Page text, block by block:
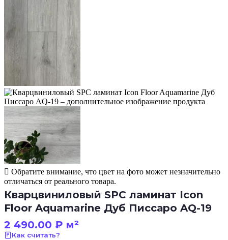
Обратите внимание, что цвет на фото может незначительно
отличаться от реального товара.
Кварцвиниловый SPC ламинат Icon
Floor Aquamarine Дуб Писсаро AQ-19
2 490.00 ₽ м²
Как считать?